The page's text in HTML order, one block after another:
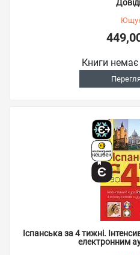
Книги
Іспанська за 4 тижні.
електронним